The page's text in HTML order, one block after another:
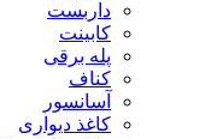
داربست
کابینت
پله برقی
کناف
آسانسور
کاغذ دیواری